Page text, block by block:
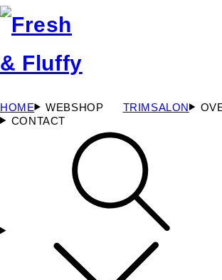
HOME WEBSHOP TRIMSALON
CONTACT